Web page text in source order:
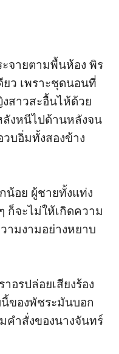
ะจายตามพื้นห้อง พิร
ยว เพราะชุดนอนที่
สาวสะอื้นไห้ด้วย
งหนีไปด้านหลังจน
บอิ่มทั้งสองข้าง
น้อย ผู้ชายทั้งแท่ง
ก็จะไม่ให้เกิดความ
ามงามอย่างหยาบ
าอรปล่อยเสียงร้อง
ของพัชระมันบอก
คำสั่งของนางจันทร์